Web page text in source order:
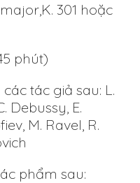
301 hoặc
phút)
tác giả sau: L.
Debussy, E.
M. Ravel, R.
phẩm sau: